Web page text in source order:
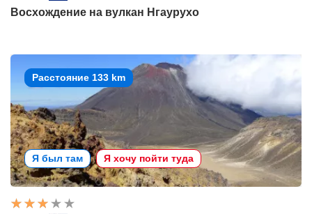
Восхождение на вулкан Нгаурухо
Расстояние 133 km
Я был там Я хочу пойти туда